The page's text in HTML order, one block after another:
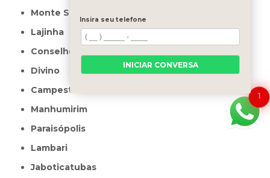
Monte Santo de Minas
Lajinha
Conselheiro Pena
Divino
Campestre
Manhumirim
Paraisópolis
Lambari
Jaboticatubas
1
Insira seu telefone
INICIAR CONVERSA